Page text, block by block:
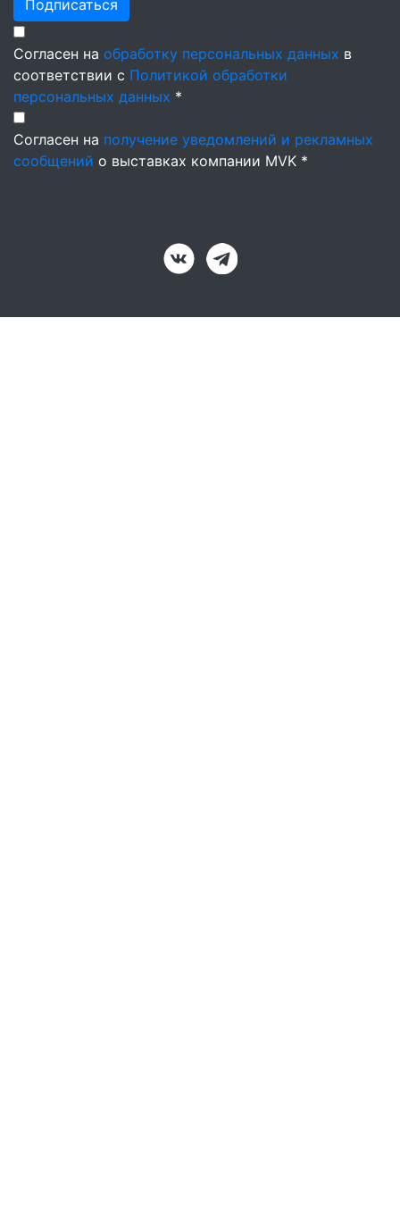
Подписаться
Согласен на обработку персональных данных в
соответствии с Политикой обработки
персональных данных *
Согласен на получение уведомлений и рекламных
сообщений о выставках компании MVK *